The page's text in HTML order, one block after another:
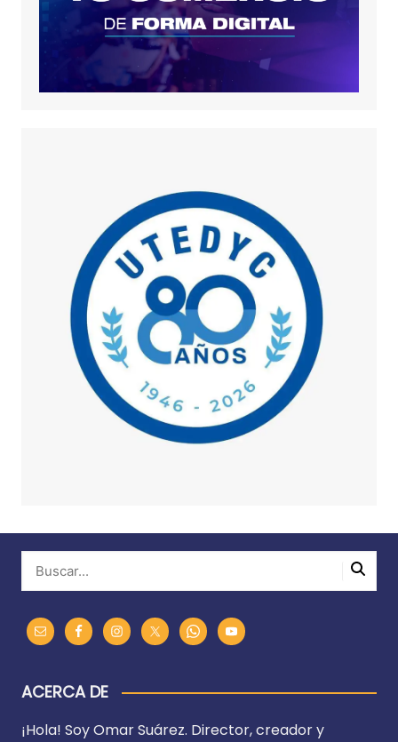
ACERCA DE
¡Hola! Soy Omar Suárez. Director, creador y